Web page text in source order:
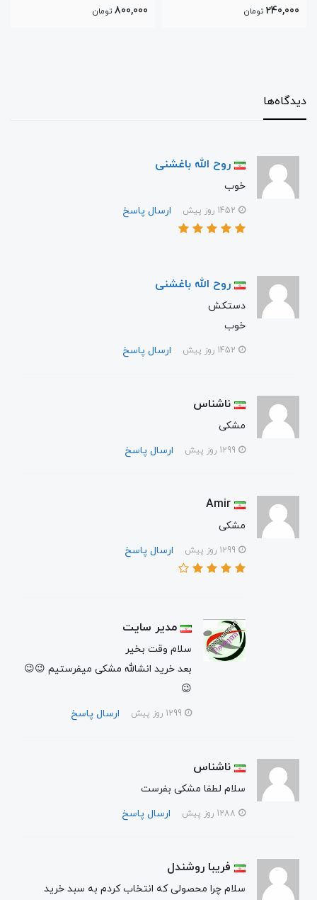
240,000 تومان 800,000 تومان
دیدگاه‌ها
روح الله باغشنی
خوب
ارسال پاسخ
روح الله باغشنی
دستکش
خوب
ارسال پاسخ
ناشناس
مشکی
ارسال پاسخ
Amir
مشکی
ارسال پاسخ
مدیر سایت
سلام وقت بخیر
بعد خرید انشالله مشکی میفرستیم 😉😉
😉
ارسال پاسخ
ناشناس
سلام لطفا مشکی بفرست
ارسال پاسخ
فریبا روشندل
سلام چرا محصولی که انتخاب کردم به سبد خرید